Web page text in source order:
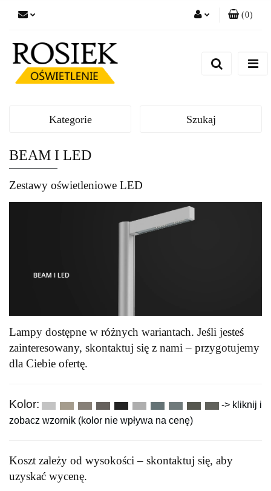
(0)
Kategorie Szukaj
BEAM I LED
Zestawy oświetleniowe LED
Lampy dostępne w różnych wariantach. Jeśli jesteś
zainteresowany, skontaktuj się z nami – przygotujemy
dla Ciebie ofertę.
Kolor:
-> kliknij i
zobacz wzornik (kolor nie wpływa na cenę)
Koszt zależy od wysokości – skontaktuj się, aby
uzyskać wycenę.